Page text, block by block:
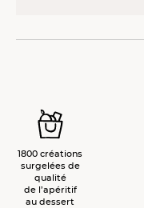
1800 créations
surgelées de
qualité
de l’apéritif
au dessert